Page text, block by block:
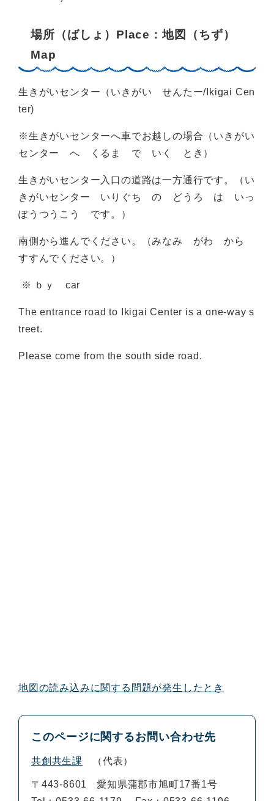
場所（ばしょ）Place：地図（ちず）
Map
生きがいセンター（いきがい せんたー/Ikigai Cen
ter)
※生きがいセンターへ車でお越しの場合（いきがい
センター へ くるま で いく とき）
生きがいセンター入口の道路は一方通行です。（い
きがいセンター いりぐち の どうろ は いっ
ぽうつうこう です。）
南側から進んでください。（みなみ がわ から
すすんでください。）
※ ｂｙ car
The entrance road to Ikigai Center is a one-way s
treet.
Please come from the south side road.
地図の読み込みに関する問題が発生したとき
このページに関するお問い合わせ先
共創共生課 代表
〒443-8601
愛知県蒲郡市旭町17番1号